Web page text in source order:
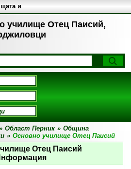
училище Отец Паисий,
и
Област Перник » Община
» Основно училище Отец Паисий
Отец Паисий